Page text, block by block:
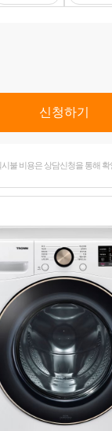
불 비용은 상담신청을 통해